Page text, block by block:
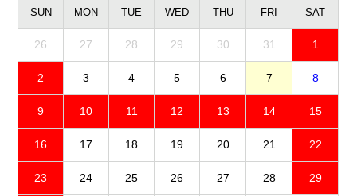
SUN MON TUE WED THU FRI SAT
26 27 28 29 30 31 1
2 3 4 5 6 7 8
9 10 11 12 13 14 15
16 17 18 19 20 21 22
23 24 25 26 27 28 29